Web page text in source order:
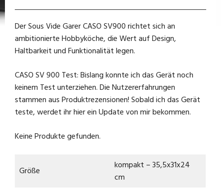
Der Sous Vide Garer CASO SV900 richtet sich an
ambitionierte Hobbyköche, die Wert auf Design,
Haltbarkeit und Funktionalität legen.
CASO SV 900 Test: Bislang konnte ich das Gerät noch
keinem Test unterziehen. Die Nutzererfahrungen
stammen aus Produktrezensionen! Sobald ich das Gerät
teste, werdet ihr hier ein Update von mir bekommen.
Keine Produkte gefunden.
Größe
kompakt – 35,5x31x24
cm